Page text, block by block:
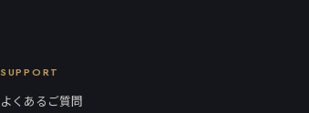
SUPPORT
よくあるご質問